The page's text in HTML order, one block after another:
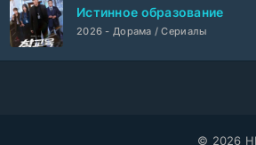
1-
Истинное образование
2026 - Дорама / Сериалы
© 2026